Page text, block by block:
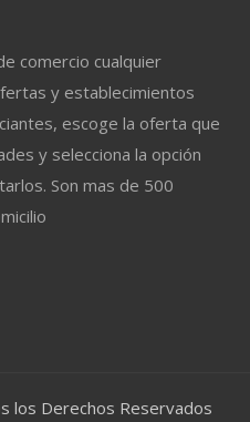
comercio cualquier
y establecimientos
escoge la oferta que
y selecciona la opción
Son mas de 500
los Derechos Reservados